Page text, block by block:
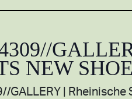
NEW
GALLERY Rheinische